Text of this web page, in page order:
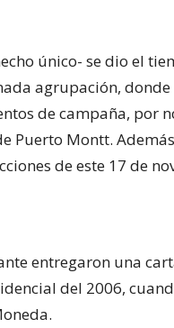
único- se dio el
agrupación,
de campaña, por
Puerto Montt.
de este 17 de
entregaron una
del 2006,